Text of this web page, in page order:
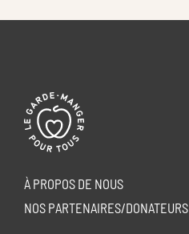
À PROPOS DE NOUS
NOS PARTENAIRES/DONATEURS